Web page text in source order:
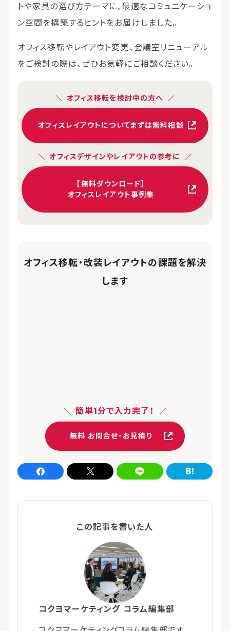
トや家具の選び方テーマに、最適なコミュニケーショ
ン空間を構築するヒントをお届けしました。
オフィス移転やレイアウト変更、会議室リニューアル
をご検討の際は、ぜひお気軽にご相談ください。
オフィス移転を検討中の方へ
オフィスレイアウトについてまずは無料相談
オフィスデザインやレイアウトの参考に
【無料ダウンロード】
オフィスレイアウト事例集
オフィス移転・改装レイアウトの課題を解決
します
簡単1分で入力完了！
無料 お問合せ・お見積り
この記事を書いた人
コクヨマーケティング コラム編集部